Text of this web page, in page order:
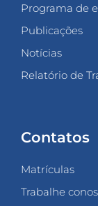
Programa de
Publicações
Notícias
Relatório de
Contatos
Matrículas
Trabalhe